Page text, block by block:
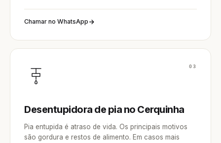
Chamar no WhatsApp
03
Desentupidora de pia no Cerquinha
Pia entupida é atraso de vida. Os principais motivos
são gordura e restos de alimento. Em casos mais